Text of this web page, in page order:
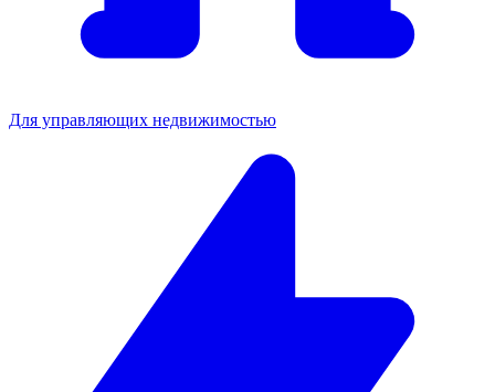
Для управляющих недвижимостью